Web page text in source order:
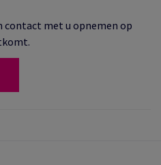
contact met u opnemen op